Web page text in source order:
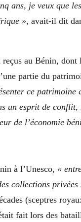
ans, je veux que
», avait-il dit
au Bénin,
partie du
ce patrimoine
un esprit de conflit,
de l’économie
à l’Unesco, «
collections privées
(sceptres
fait lors des